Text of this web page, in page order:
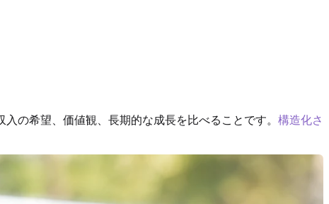
の希望、価値観、長期的な成長を比べることです。 構造化さ